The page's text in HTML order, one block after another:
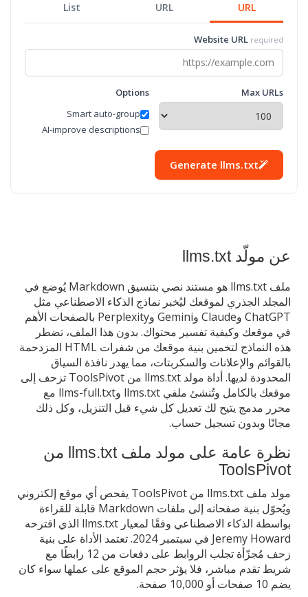
URL
URL
List
Website URL required
Max URLs
Options
Smart auto-group
AI-improve descriptions
Generate llms.txt
عن مولّد llms.txt
ملف llms.txt هو مستند نصي بتنسيق Markdown يُوضع في
المجلد الجذري لموقعك ليُخبر نماذج الذكاء الاصطناعي مثل
ChatGPT وClaude وGemini وPerplexity بالصفحات الأهم
في موقعك وكيفية تفسير محتواك. بدون هذا الملف، تضطر
هذه النماذج لتخمين بنية موقعك من شفرات HTML المزدحمة
بالقوائم والإعلانات والسكربتات، مما يهدر نافذة السياق
المحدودة لديها. أداة مولد llms.txt من ToolsPivot تزحف إلى
موقعك بالكامل وتُنشئ ملفي llms.txt وllms-full.txt مع
محرر مدمج يتيح لك تعديل كل شيء قبل التنزيل، وكل ذلك
مجانًا وبدون تسجيل حساب.
نظرة عامة على مولد ملف llms.txt من
ToolsPivot
مولد ملف llms.txt من ToolsPivot يفحص أي موقع إلكتروني
ويُحوّل بنية صفحاته إلى ملفات Markdown قابلة للقراءة
بواسطة الذكاء الاصطناعي وفقًا لمعيار llms.txt الذي اقترحه
Jeremy Howard في سبتمبر 2024. تعتمد الأداة على بنية
زحف مُجزّأة تجلب الروابط على دفعات من 12 رابطًا مع
شريط تقدم مباشر، فلا يؤثر حجم الموقع على عملها سواء كان
يضم 10 صفحات أو 10,000 صفحة.